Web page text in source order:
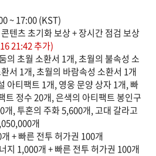
~ 17:00 (KST)
텐츠 초기화 보상 + 장시간 점검 보상
21:42 추가)
의 초월 소환서 1개, 초월의 불속성 소
서 1개, 초월의 바람속성 소환서 1개
아티팩트 1개, 영웅 문양 상자 1개, 빠
트 정수 20개, 은색의 아티팩트 봉인구
, 투혼의 주화 5,600개, 고대 갈라고
개
+ 빠른 전투 허가권 100개
지 1,000개 + 빠른 전투 허가권 100개